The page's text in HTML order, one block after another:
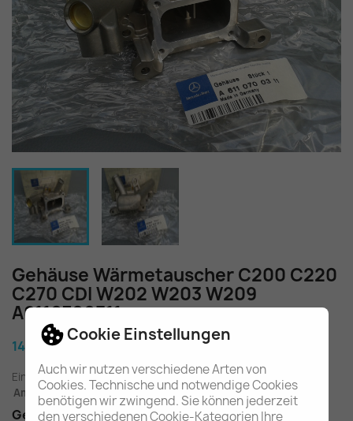
Cookie Einstellungen
Auch wir nutzen verschiedene Arten von
Cookies. Technische und notwendige Cookies
benötigen wir zwingend. Sie können jederzeit
den verschiedenen Cookie-Kategorien Ihre
Gehäuse Wärmetauscher C200 C220
C270 CDI W202 W203 W209
A6110700311
149,60 €
Einschl. gesetzl. MwSt.
zuzügl. Versandkosten
Am Lager - In 2-3 Tagen bei Ihnen (Inland)
Gehäuse Wärmetauscher für OM611/OM612